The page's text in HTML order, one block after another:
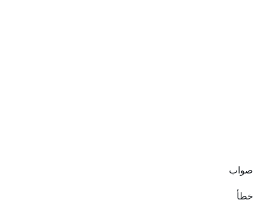
صواب
خطأ